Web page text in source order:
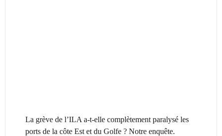
La grève de l’ILA a-t-elle complètement paralysé les
ports de la côte Est et du Golfe ? Notre enquête.